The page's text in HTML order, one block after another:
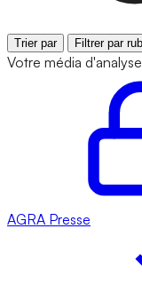
Trier par Filtrer par
Votre média
AGRA Presse